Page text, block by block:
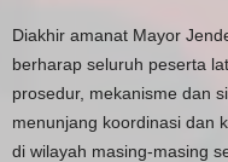
Diakhir amanat Mayor
berharap seluruh peserta
prosedur, mekanisme dan
menunjang koordinasi dan
di wilayah masing-masing